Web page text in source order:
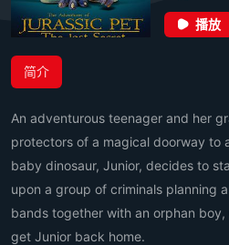
播放
简介
An adventurous teenager and her
protectors of a magical doorway to
baby dinosaur, Junior, decides to
upon a group of criminals planning
bands together with an orphan
get Junior back home.